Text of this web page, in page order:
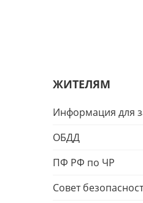
ЖИТЕЛЯМ
Информация для
ОБДД
ПФ РФ по ЧР
Совет